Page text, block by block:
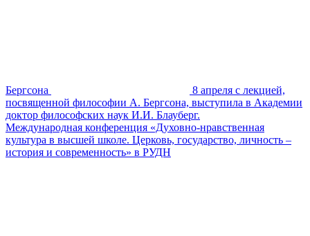
Бергсона
8 апреля с лекцией,
посвященной философии А. Бергсона, выступила в Академии
доктор философских наук И.И. Блауберг.
Международная конференция «Духовно-нравственная
культура в высшей школе. Церковь, государство, личность –
история и современность» в РУДН